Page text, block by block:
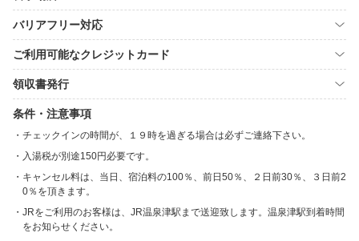
バリアフリー対応
ご利用可能なクレジットカード
領収書発行
条件・注意事項
チェックインの時間が、１９時を過ぎる場合は必ずご連絡下さい。
入湯税が別途150円必要です。
キャンセル料は、当日、宿泊料の100％、前日50％、２日前30％、３日前2
0％を頂きます。
JRをご利用のお客様は、JR温泉津駅まで送迎致します。温泉津駅到着時間
をお知らせください。